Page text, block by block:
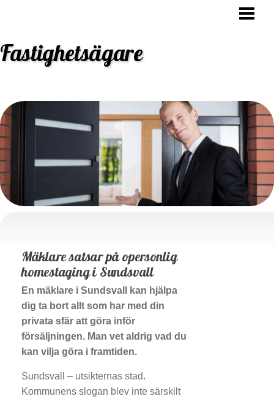
STAMBYTE
BLOGG
Fastighetsägare
Mäklare satsar på opersonlig
homestaging i Sundsvall
En mäklare i Sundsvall kan hjälpa
dig ta bort allt som har med din
privata sfär att göra inför
försäljningen. Man vet aldrig vad du
kan vilja göra i framtiden.
Sundsvall – utsikternas stad.
Kommunens slogan blev inte särskilt